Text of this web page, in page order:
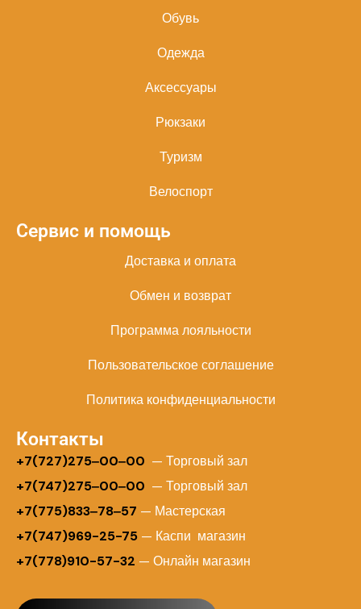
Обувь
Одежда
Аксессуары
Рюкзаки
Туризм
Велоспорт
Сервис и помощь
Доставка и оплата
Обмен и возврат
Программа лояльности
Пользовательское соглашение
Политика конфиденциальности
Контакты
+7(727)275‒00‒00 — Торговый зал
+7(747)275‒00‒00 — Торговый зал
+7(775)833‒78‒57 — Мастерская
+7(747)969-25-75 — Каспи магазин
+7(778)910-57-32 — Онлайн магазин